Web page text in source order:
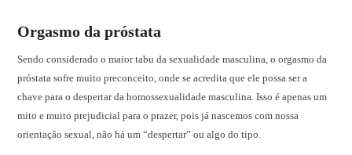
Orgasmo da próstata
Sendo considerado o maior tabu da sexualidade masculina, o orgasmo da
próstata sofre muito preconceito, onde se acredita que ele possa ser a
chave para o despertar da homossexualidade masculina. Isso é apenas um
mito e muito prejudicial para o prazer, pois já nascemos com nossa
orientação sexual, não há um “despertar” ou algo do tipo.